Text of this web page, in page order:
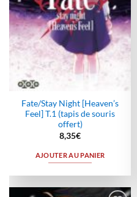
Fate/Stay Night [Heaven’s
Feel] T.1 (tapis de souris
offert)
8,35€
AJOUTER AU PANIER